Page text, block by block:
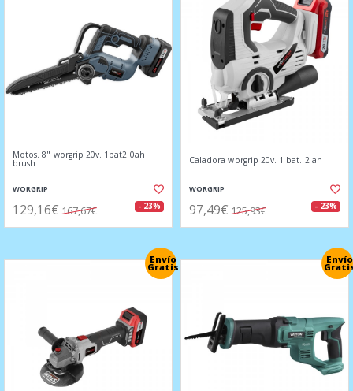
Motos. 8" worgrip 20v. 1bat2.0ah
brush
WORGRIP
129,16€ 167,67€ - 23%
Caladora worgrip 20v. 1 bat. 2 ah
WORGRIP
97,49€ 125,93€ - 23%
Envío
Gratis
Envío